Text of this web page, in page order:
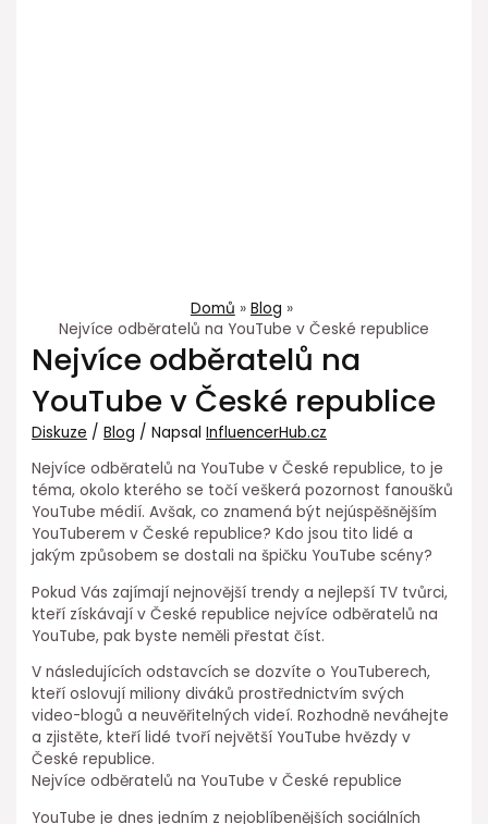
Domů
Blog
Nejvíce odběratelů na YouTube v České republice
Nejvíce odběratelů na
YouTube v České republice
Diskuze /Blog / NapsalInfluencerHub.cz
Nejvíce odběratelů na YouTube v České republice, to je
téma, okolo kterého se točí veškerá pozornost fanoušků
YouTube médií. Avšak, co znamená být nejúspěšnějším
YouTuberem v České republice? Kdo jsou tito lidé a
jakým způsobem se dostali na špičku YouTube scény?
Pokud Vás zajímají nejnovější trendy a nejlepší TV tvůrci,
kteří získávají v České republice nejvíce odběratelů na
YouTube, pak byste neměli přestat číst.
V následujících odstavcích se dozvíte o YouTuberech,
kteří oslovují miliony diváků prostřednictvím svých
video-blogů a neuvěřitelných videí. Rozhodně neváhejte
a zjistěte, kteří lidé tvoří největší YouTube hvězdy v
České republice.
Nejvíce odběratelů na YouTube v České republice
YouTube je dnes jedním z nejoblíbenějších sociálních